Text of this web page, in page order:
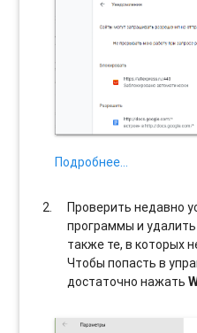
Подробнее…
Проверить недавно
программы и
также те, в которых
Чтобы попасть в
достаточно нажать